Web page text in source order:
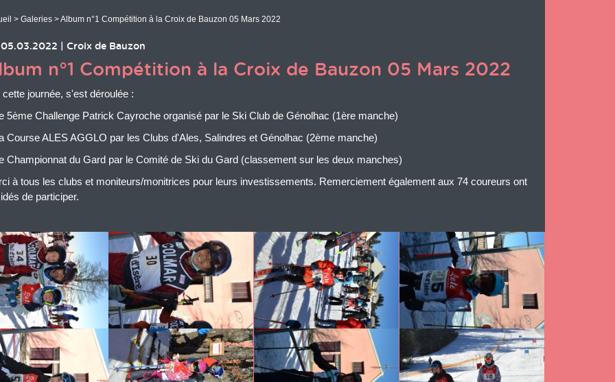
> Galeries> Album n°1 Compétition à la Croix de Bauzon 05 Mars 2022
05.03.2022 Croix de Bauzon
n°1 Compétition à la Croix de Bauzon 05 Mars 2022
cette journée, s'est déroulée :
5ème Challenge Patrick Cayroche organisé par le Ski Club de Génolhac (1ère manche)
Course ALES AGGLO par les Clubs d'Ales, Salindres et Génolhac (2ème manche)
Championnat du Gard par le Comité de Ski du Gard (classement sur les deux manches)
à tous les clubs et moniteurs/monitrices pour leurs investissements. Remerciement également aux 74 coureurs ont
de participer.
des images en cours...